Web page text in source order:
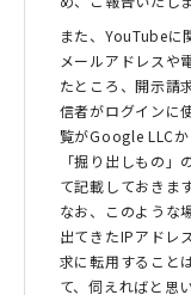
また、YouTubeに
メールアドレスや
たところ、開示請
信者がログインに
覧がGoogle LLC
「掘り出しもの
て記載しておきます
なお、このような
出てきたIPアドレ
求に転用すること
て、伺えればと思い